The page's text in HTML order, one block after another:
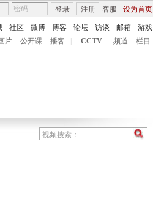
客服 设为首页
登录 注册
社区 微博 博客 论坛 访谈 邮箱
游戏
片 公开课 播客 CCTV 频道 栏目